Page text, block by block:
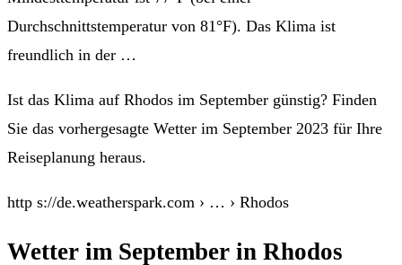
Durchschnittstemperatur von 81°F). Das Klima ist
freundlich in der …
Ist das Klima auf Rhodos im September günstig? Finden
Sie das vorhergesagte Wetter im September 2023 für Ihre
Reiseplanung heraus.
http s://de.weatherspark.com › … › Rhodos
Wetter im September in Rhodos